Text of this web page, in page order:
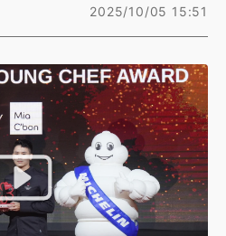
訪，從小在工廠、聞著糕餅長
與喜好的變化，爸爸一度無
先吃的時代，也成了「傳承」
2025/10/05 15:51